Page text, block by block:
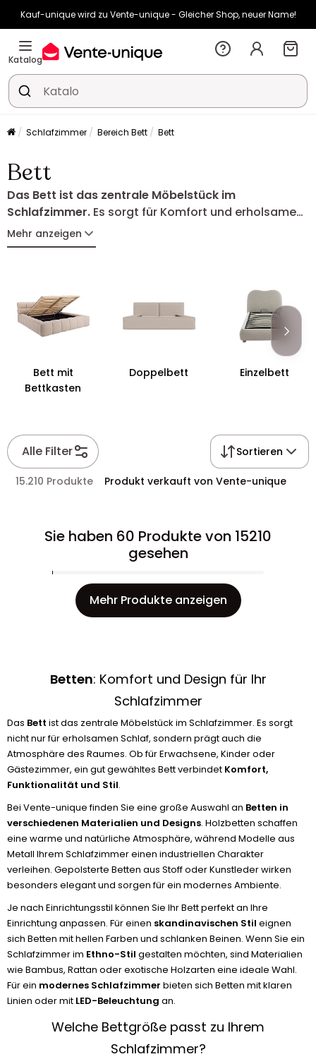
Kauf-unique wird zu Vente-unique - Gleicher Shop, neuer Name!
-10% ab 400€ mitHEAT10auf Vente-unique-Produkte
Noch:
Katalog
Schlafzimmer Bereich Bett Bett
Bett
Das Bett ist das zentrale Möbelstück im
Schlafzimmer. Es sorgt für Komfort und erholsame
Nächte und passt sich dank verschiedener Modelle
Ihren Bedürfnissen an. Ob
Funktionalität und Design perfekt verbinden.
Mehr anzeigen
Bett mit
Bettkasten
Doppelbett Einzelbett
Alle Filter Sortieren
15.210 Produkte Produkt verkauft von Vente-unique
Sie haben 60 Produkte von 15210
gesehen
Mehr Produkte anzeigen
Betten: Komfort und Design für Ihr
Schlafzimmer
Das Bett ist das zentrale Möbelstück im Schlafzimmer. Es sorgt
nicht nur für erholsamen Schlaf, sondern prägt auch die
Atmosphäre des Raumes. Ob für Erwachsene, Kinder oder
Gästezimmer, ein gut gewähltes Bett verbindet Komfort,
Funktionalität und Stil.
Bei Vente-unique finden Sie eine große Auswahl an Betten in
verschiedenen Materialien und Designs. Holzbetten schaffen
eine warme und natürliche Atmosphäre, während Modelle aus
Metall Ihrem Schlafzimmer einen industriellen Charakter
verleihen. Gepolsterte Betten aus Stoff oder Kunstleder wirken
besonders elegant und sorgen für ein modernes Ambiente.
Je nach Einrichtungsstil können Sie Ihr Bett perfekt an Ihre
Einrichtung anpassen. Für einen skandinavischen Stil eignen
sich Betten mit hellen Farben und schlanken Beinen. Wenn Sie ein
Schlafzimmer im Ethno-Stil gestalten möchten, sind Materialien
wie Bambus, Rattan oder exotische Holzarten eine ideale Wahl.
Für ein modernes Schlafzimmer bieten sich Betten mit klaren
Linien oder mit LED-Beleuchtung an.
Welche Bettgröße passt zu Ihrem
Schlafzimmer?